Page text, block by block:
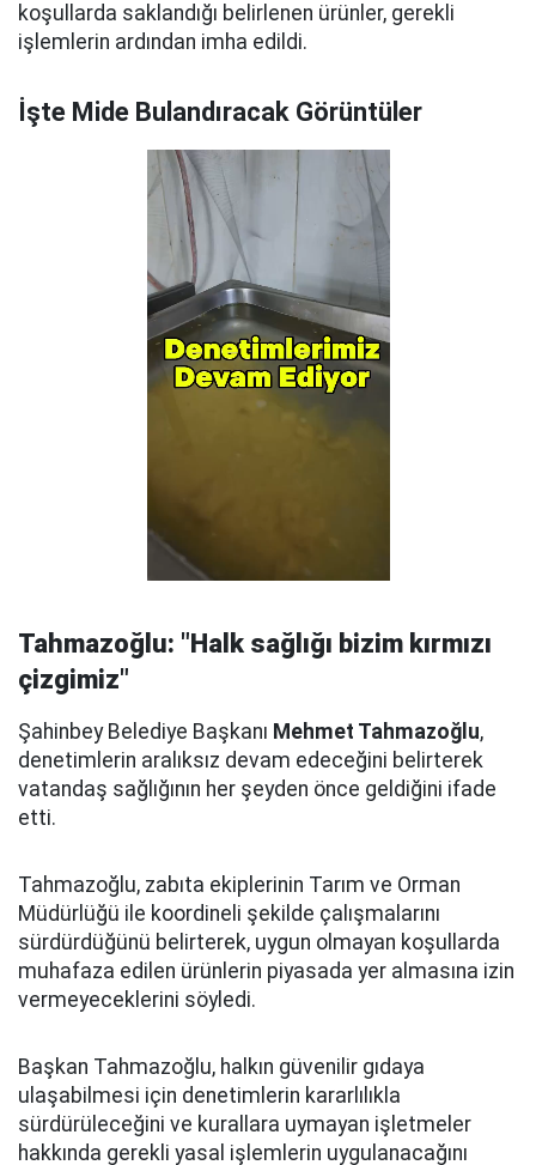
koşullarda saklandığı belirlenen ürünler, gerekli
işlemlerin ardından imha edildi.
İşte Mide Bulandıracak Görüntüler
Tahmazoğlu: "Halk sağlığı bizim kırmızı
çizgimiz"
Şahinbey Belediye Başkanı Mehmet Tahmazoğlu,
denetimlerin aralıksız devam edeceğini belirterek
vatandaş sağlığının her şeyden önce geldiğini ifade
etti.
Tahmazoğlu, zabıta ekiplerinin Tarım ve Orman
Müdürlüğü ile koordineli şekilde çalışmalarını
sürdürdüğünü belirterek, uygun olmayan koşullarda
muhafaza edilen ürünlerin piyasada yer almasına izin
vermeyeceklerini söyledi.
Başkan Tahmazoğlu, halkın güvenilir gıdaya
ulaşabilmesi için denetimlerin kararlılıkla
sürdürüleceğini ve kurallara uymayan işletmeler
hakkında gerekli yasal işlemlerin uygulanacağını